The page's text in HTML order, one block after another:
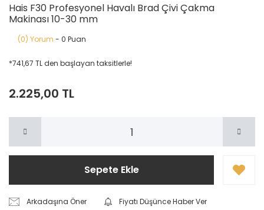
Hais F30 Profesyonel Havalı Brad Çivi Çakma
Makinası 10-30 mm
(0) Yorum - 0 Puan
*741,67 TL den başlayan taksitlerle!
2.225,00 TL
Sepete Ekle
Arkadaşına Öner
Fiyatı Düşünce Haber Ver